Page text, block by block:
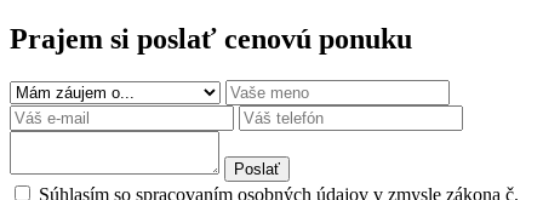
Prajem si poslať cenovú ponuku
Poslať
Súhlasím so spracovaním osobných údajov v zmysle zákona č.